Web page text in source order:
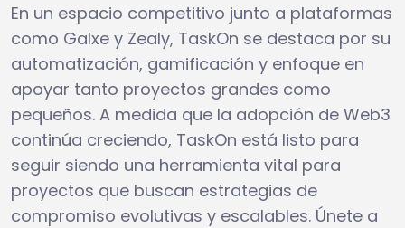
En un espacio competitivo junto a plataformas
como Galxe y Zealy, TaskOn se destaca por su
automatización, gamificación y enfoque en
apoyar tanto proyectos grandes como
pequeños. A medida que la adopción de Web3
continúa creciendo, TaskOn está listo para
seguir siendo una herramienta vital para
proyectos que buscan estrategias de
compromiso evolutivas y escalables. Únete a